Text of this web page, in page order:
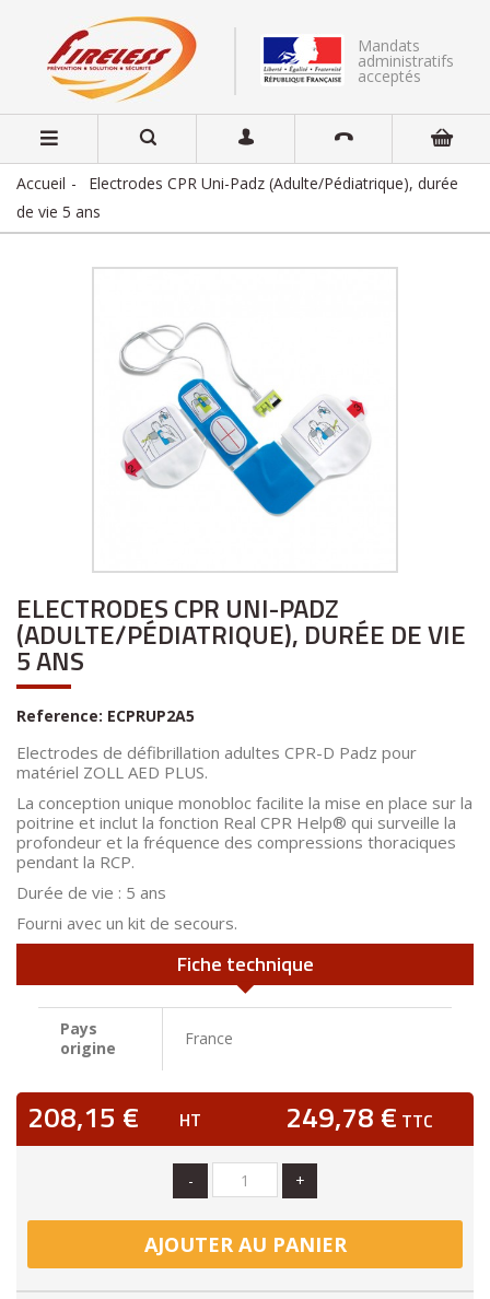
Mandats
administratifs
acceptés
Accueil
Electrodes CPR Uni-Padz (Adulte/Pédiatrique), durée
de vie 5 ans
ELECTRODES CPR UNI-PADZ
(ADULTE/PÉDIATRIQUE), DURÉE DE VIE
5 ANS
Reference: ECPRUP2A5
Electrodes de défibrillation adultes CPR-D Padz pour
matériel ZOLL AED PLUS.
La conception unique monobloc facilite la mise en place sur la
poitrine et inclut la fonction Real CPR Help® qui surveille la
profondeur et la fréquence des compressions thoraciques
pendant la RCP.
Durée de vie : 5 ans
Fourni avec un kit de secours.
Fiche technique
Pays
origine
France
208,15 € HT 249,78 € TTC
- +
AJOUTER AU PANIER